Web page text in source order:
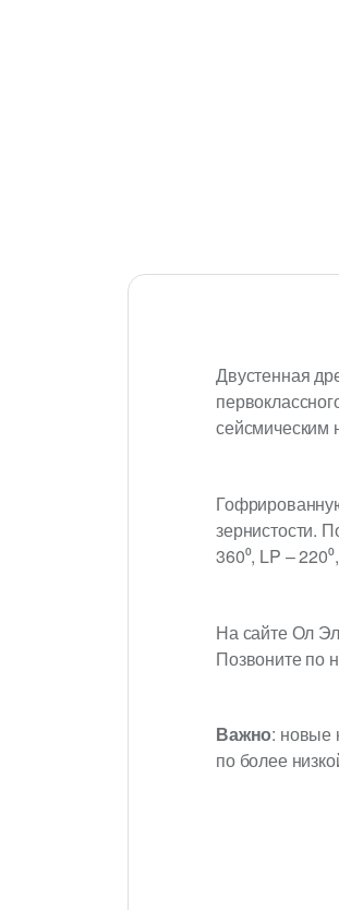
Двустенная
сейсмическим
зернистости.
360⁰, LP –
На сайте Ол
Позвоните по
Важно: новые
по более